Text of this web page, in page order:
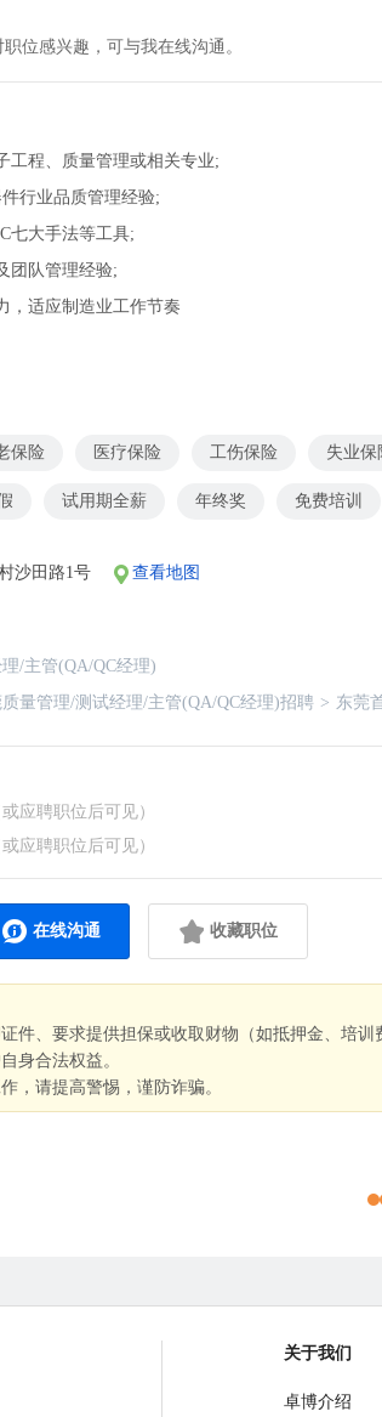
位感兴趣，可与我在线沟通。
工程、质量管理或相关专业;
行业品质管理经验;
七大手法等工具;
团队管理经验;
，适应制造业工作节奏
保险 医疗保险 工伤保险 失业保
试用期全薪 年终奖 免费培训
沙田路1号
查看地图
/主管(QA/QC经理)
质量管理/测试经理/主管(QA/QC经理)招聘 > 东莞
或应聘职位后可见）
或应聘职位后可见）
在线沟通 收藏职位
件、要求提供担保或收取财物（如抵押金、培
身合法权益。
，请提高警惕，谨防诈骗。
关于我们
卓博介绍